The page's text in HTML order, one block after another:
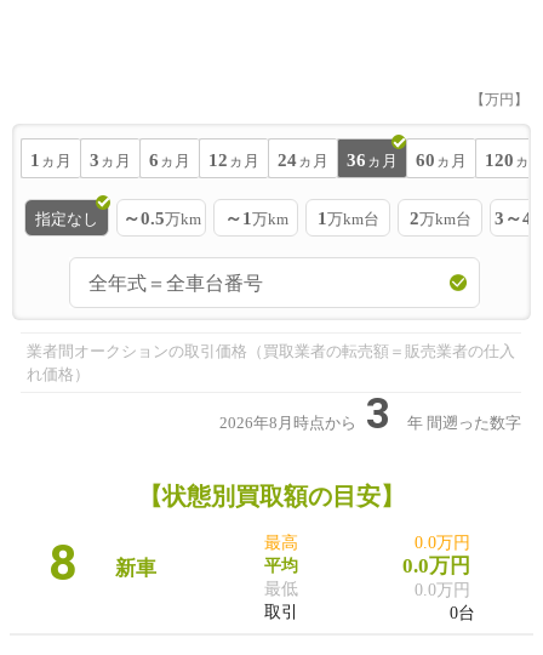
【万円】
1 ヵ月 3 ヵ月 6 ヵ月 12 ヵ月 24 ヵ月 36 ヵ月 60 ヵ月 120 ヵ
指定なし ～0.5万km ～1 万km 1 万km台 2万km台 3～4
業者間オークションの取引価格（買取業者の転売額＝販売業者の仕入
れ価格）
2026年8月時点から 3 年 間遡った数字
【状態別買取額の目安】
8 新車
最高
平均
最低
取引
0.0万円
0.0万円
0.0万円
0台